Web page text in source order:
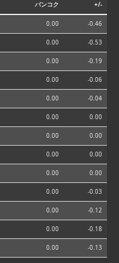
バンコク +/-
0.00 -0.46
0.00 -0.53
0.00 -0.19
0.00 -0.06
0.00 -0.04
0.00 0.00
0.00 0.00
0.00 0.00
0.00 0.00
0.00 -0.03
0.00 -0.12
0.00 -0.18
0.00 -0.13